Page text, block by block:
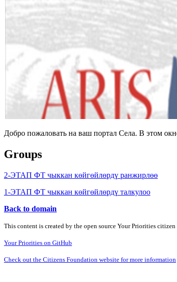
Добро пожаловать на ваш портал Села. В этом
Groups
2-ЭТАП ФТ чыккан көйгөйлөрдү ранжирлөө
1-ЭТАП ФТ чыккан көйгөйлөрдү талкулоо
Back to domain
This content is created by the open source Your Priorities
Your Priorities on GitHub
Check out the Citizens Foundation website for more information